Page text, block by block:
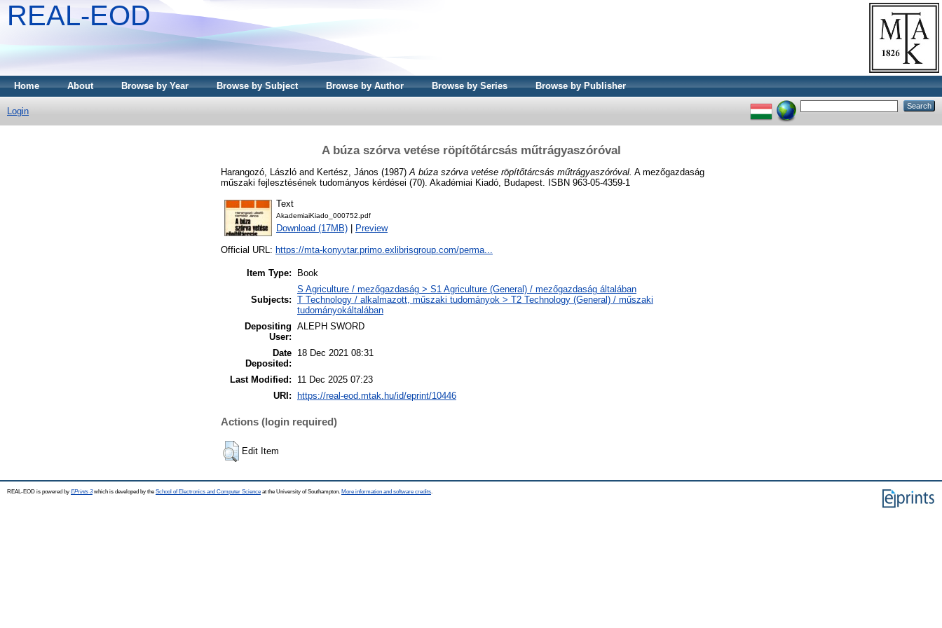
REAL-EOD
Home About Browse by Year Browse by Subject Browse by Author Browse by Series Browse by Publisher
Login
A búza szórva vetése röpítőtárcsás műtrágyaszóróval
Harangozó, László and Kertész, János (1987) A búza szórva vetése röpítőtárcsás műtrágyaszóróval. A mezőgazdaság
műszaki fejlesztésének tudományos kérdései (70). Akadémiai Kiadó, Budapest. ISBN 963-05-4359-1
Text
AkademiaiKiado_000752.pdf
Download (17MB) Preview
Official URL: https://mta-konyvtar.primo.exlibrisgroup.com/perma...
Item Type: Book
Subjects:
S Agriculture / mezőgazdaság > S1 Agriculture (General) / mezőgazdaság általában
T Technology / alkalmazott, műszaki tudományok > T2 Technology (General) / műszaki
tudományokáltalában
Depositing
User:
ALEPH SWORD
Date
Deposited:
18 Dec 2021 08:31
Last Modified:
11 Dec 2025 07:23
URI:
https://real-eod.mtak.hu/id/eprint/10446
Actions (login required)
Edit Item
REAL-EOD is powered by EPrints 3which is developed by the School of Electronics and Computer Science at the University of Southampton. More information and software credits